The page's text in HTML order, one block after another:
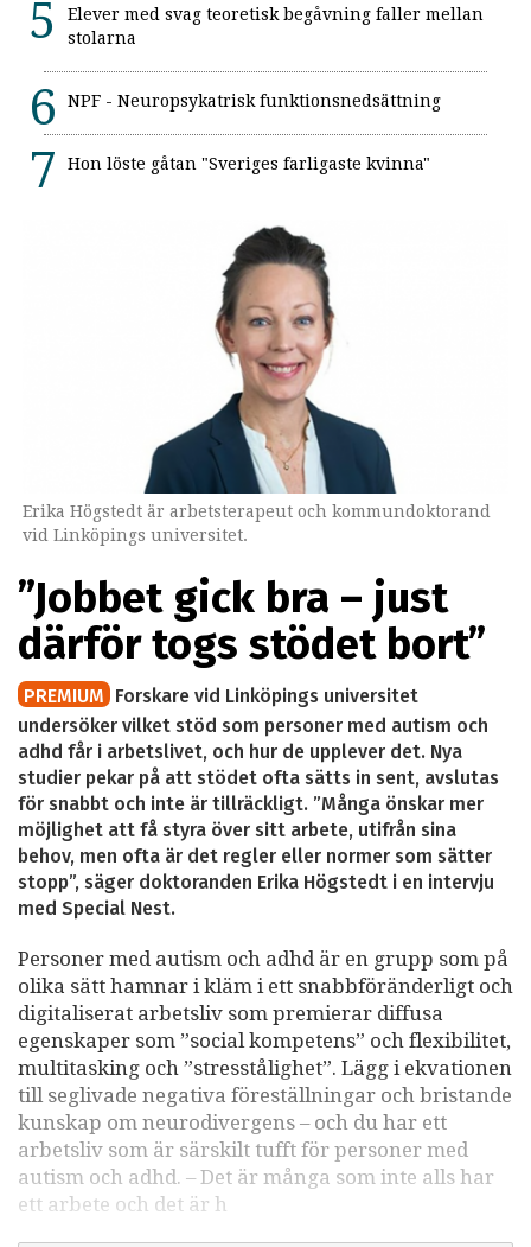
Elever med svag teoretisk begåvning faller mellan
stolarna
NPF - Neuropsykatrisk funktionsnedsättning
Hon löste gåtan "Sveriges farligaste kvinna"
Erika Högstedt är arbetsterapeut och kommundoktorand
vid Linköpings universitet.
”Jobbet gick bra – just
därför togs stödet bort”
PREMIUM Forskare vid Linköpings universitet
undersöker vilket stöd som personer med autism och
adhd får i arbetslivet, och hur de upplever det. Nya
studier pekar på att stödet ofta sätts in sent, avslutas
för snabbt och inte är tillräckligt. ”Många önskar mer
möjlighet att få styra över sitt arbete, utifrån sina
behov, men ofta är det regler eller normer som sätter
stopp”, säger doktoranden Erika Högstedt i en intervju
med Special Nest.
Personer med autism och adhd är en grupp som på
olika sätt hamnar i kläm i ett snabbföränderligt och
digitaliserat arbetsliv som premierar diffusa
egenskaper som ”social kompetens” och flexibilitet,
multitasking och ”stresstålighet”. Lägg i ekvationen
till seglivade negativa föreställningar och bristande
kunskap om neurodivergens – och du har ett
arbetsliv som är särskilt tufft för personer med
autism och adhd. – Det är många som inte alls har
ett arbete och det är h